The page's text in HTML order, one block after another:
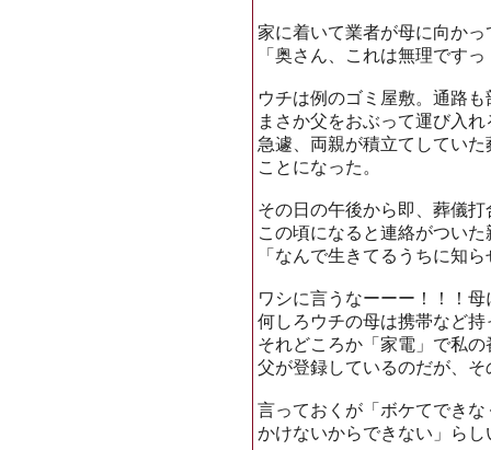
家に着いて業者が母に向かっ
「奥さん、これは無理です
ウチは例のゴミ屋敷。通路
まさか父をおぶって運び入
急遽、両親が積立てしてい
ことになった。
その日の午後から即、葬儀打
この頃になると連絡がつい
「なんで生きてるうちに知
ワシに言うなーーー！！！母
何しろウチの母は携帯など
それどころか「家電」で私
父が登録しているのだが、
言っておくが「ボケてでき
かけないからできない」らし